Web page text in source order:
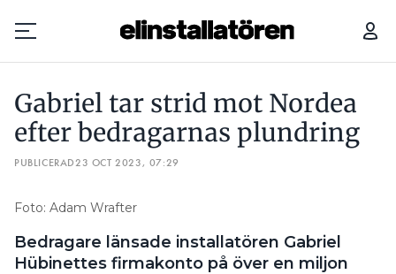
Prenumerera
Hantera prenumeration
Lediga jobb
Annonsera
Gabriel tar strid mot Nordea
efter bedragarnas plundring
PUBLICERAD23 OCT 2023, 07:29
Foto: Adam Wrafter
Bedragare länsade installatören Gabriel
Hübinettes firmakonto på över en miljon